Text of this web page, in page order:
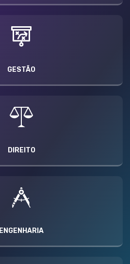
GESTÃO
DIREITO
ENGENHARIA